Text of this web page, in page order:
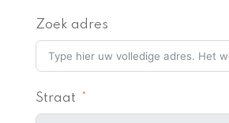
Zoek adres
Straat